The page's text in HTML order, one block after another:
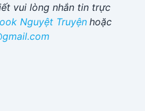
vui lòng nhắn tin trực
Nguyệt Truyện hoặc